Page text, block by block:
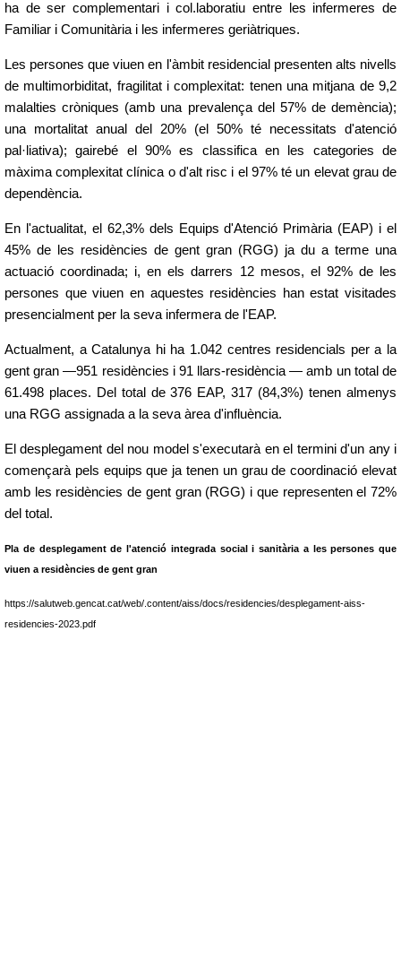
ha de ser complementari i col.laboratiu entre les infermeres de
Familiar i Comunitària i les infermeres geriàtriques.
Les persones que viuen en l'àmbit residencial presenten alts nivells
de multimorbiditat, fragilitat i complexitat: tenen una mitjana de 9,2
malalties cròniques (amb una prevalença del 57% de demència);
una mortalitat anual del 20% (el 50% té necessitats d'atenció
pal·liativa); gairebé el 90% es classifica en les categories de
màxima complexitat clínica o d'alt risc i el 97% té un elevat grau de
dependència.
En l'actualitat, el 62,3% dels Equips d'Atenció Primària (EAP) i el
45% de les residències de gent gran (RGG) ja du a terme una
actuació coordinada; i, en els darrers 12 mesos, el 92% de les
persones que viuen en aquestes residències han estat visitades
presencialment per la seva infermera de l'EAP.
Actualment, a Catalunya hi ha 1.042 centres residencials per a la
gent gran —951 residències i 91 llars-residència — amb un total de
61.498 places. Del total de 376 EAP, 317 (84,3%) tenen almenys
una RGG assignada a la seva àrea d'influència.
El desplegament del nou model s'executarà en el termini d'un any i
començarà pels equips que ja tenen un grau de coordinació elevat
amb les residències de gent gran (RGG) i que representen el 72%
del total.
Pla de desplegament de l'atenció integrada social i sanitària a les persones que
viuen a residències de gent gran
https://salutweb.gencat.cat/web/.content/aiss/docs/residencies/desplegament-aiss-
residencies-2023.pdf